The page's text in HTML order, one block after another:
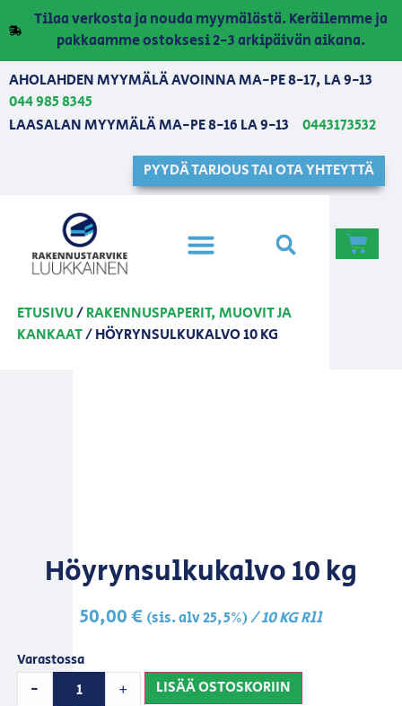
Tilaa verkosta ja nouda myymälästä. Keräilemme ja
pakkaamme ostoksesi 2-3 arkipäivän aikana.
AHOLAHDEN MYYMÄLÄ AVOINNA MA-PE 8-17, LA 9-13
044 985 8345
LAASALAN MYYMÄLÄ MA-PE 8-16 LA 9-13
0443173532
PYYDÄ TARJOUS TAI OTA YHTEYTTÄ
ETUSIVU/RAKENNUSPAPERIT, MUOVIT JA
KANKAAT/ HÖYRYNSULKUKALVO 10 KG
Höyrynsulkukalvo 10 kg
50,00€ (sis. alv 25,5%)/ 10 KG Rll
Varastossa
- + LISÄÄ OSTOSKORIIN